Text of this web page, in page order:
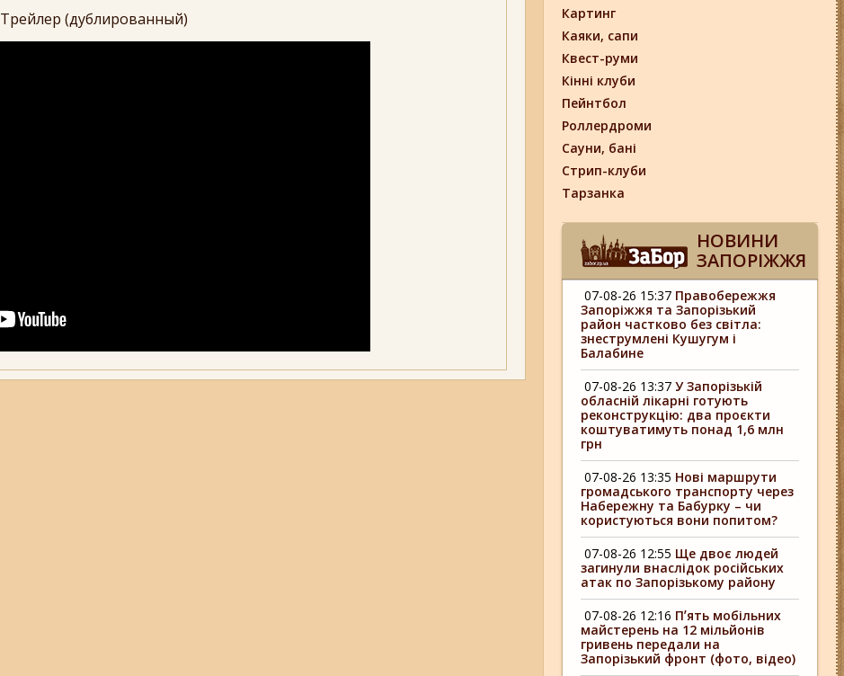
Трейлер (дублированный)
Картинг
Каяки, сапи
Квест-руми
Кінні клуби
Пейнтбол
Роллердроми
Сауни, бані
Стрип-клуби
Тарзанка
НОВИНИ
ЗАПОРІЖЖЯ
07-08-26 15:37 Правобережжя
Запоріжжя та Запорізький
район частково без світла:
знеструмлені Кушугум і
Балабине
07-08-26 13:37 У Запорізькій
обласній лікарні готують
реконструкцію: два проєкти
коштуватимуть понад 1,6 млн
грн
07-08-26 13:35 Нові маршрути
громадського транспорту через
Набережну та Бабурку – чи
користуються вони попитом?
07-08-26 12:55 Ще двоє людей
загинули внаслідок російських
атак по Запорізькому району
07-08-26 12:16 Пʼять мобільних
майстерень на 12 мільйонів
гривень передали на
Запорізький фронт (фото, відео)